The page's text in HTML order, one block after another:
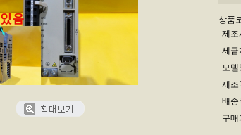
상품
제조
세금
모델
제조
배송
구매